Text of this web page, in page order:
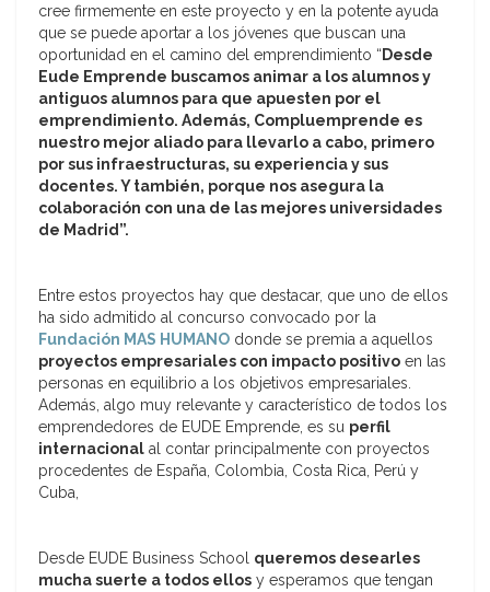
cree firmemente en este proyecto y en la potente ayuda
que se puede aportar a los jóvenes que buscan una
oportunidad en el camino del emprendimiento “ Desde
Eude Emprende buscamos animar a los alumnos y
antiguos alumnos para que apuesten por el
emprendimiento. Además, Compluemprende es
nuestro mejor aliado para llevarlo a cabo, primero
por sus infraestructuras, su experiencia y sus
docentes. Y también, porque nos asegura la
colaboración con una de las mejores universidades
de Madrid”.
Entre estos proyectos hay que destacar, que uno de ellos
ha sido admitido al concurso convocado por la
Fundación MAS HUMANO donde se premia a aquellos
proyectos empresariales con impacto positivo en las
personas en equilibrio a los objetivos empresariales.
Además, algo muy relevante y característico de todos los
emprendedores de EUDE Emprende, es su perfil
internacional al contar principalmente con proyectos
procedentes de España, Colombia, Costa Rica, Perú y
Cuba,
Desde EUDE Business School queremos desearles
mucha suerte a todos ellos y esperamos que tengan